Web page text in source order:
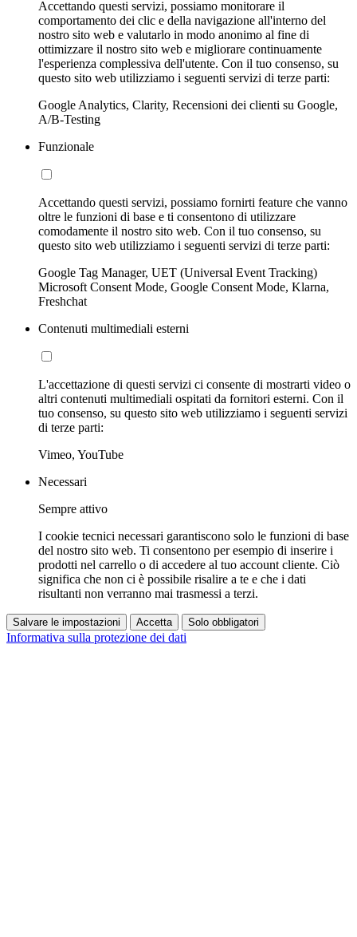
Accettando questi servizi, possiamo monitorare il
comportamento dei clic e della navigazione all'interno del
nostro sito web e valutarlo in modo anonimo al fine di
ottimizzare il nostro sito web e migliorare continuamente
l'esperienza complessiva dell'utente. Con il tuo consenso, su
questo sito web utilizziamo i seguenti servizi di terze parti:
Google Analytics, Clarity, Recensioni dei clienti su Google,
A/B-Testing
Funzionale
Accettando questi servizi, possiamo fornirti feature che vanno
oltre le funzioni di base e ti consentono di utilizzare
comodamente il nostro sito web. Con il tuo consenso, su
questo sito web utilizziamo i seguenti servizi di terze parti:
Google Tag Manager, UET (Universal Event Tracking)
Microsoft Consent Mode, Google Consent Mode, Klarna,
Freshchat
Contenuti multimediali esterni
L'accettazione di questi servizi ci consente di mostrarti video o
altri contenuti multimediali ospitati da fornitori esterni. Con il
tuo consenso, su questo sito web utilizziamo i seguenti servizi
di terze parti:
Vimeo, YouTube
Necessari
Sempre attivo
I cookie tecnici necessari garantiscono solo le funzioni di base
del nostro sito web. Ti consentono per esempio di inserire i
prodotti nel carrello o di accedere al tuo account cliente. Ciò
significa che non ci è possibile risalire a te e che i dati
risultanti non verranno mai trasmessi a terzi.
Salvare le impostazioni Accetta Solo obbligatori
Informativa sulla protezione dei dati